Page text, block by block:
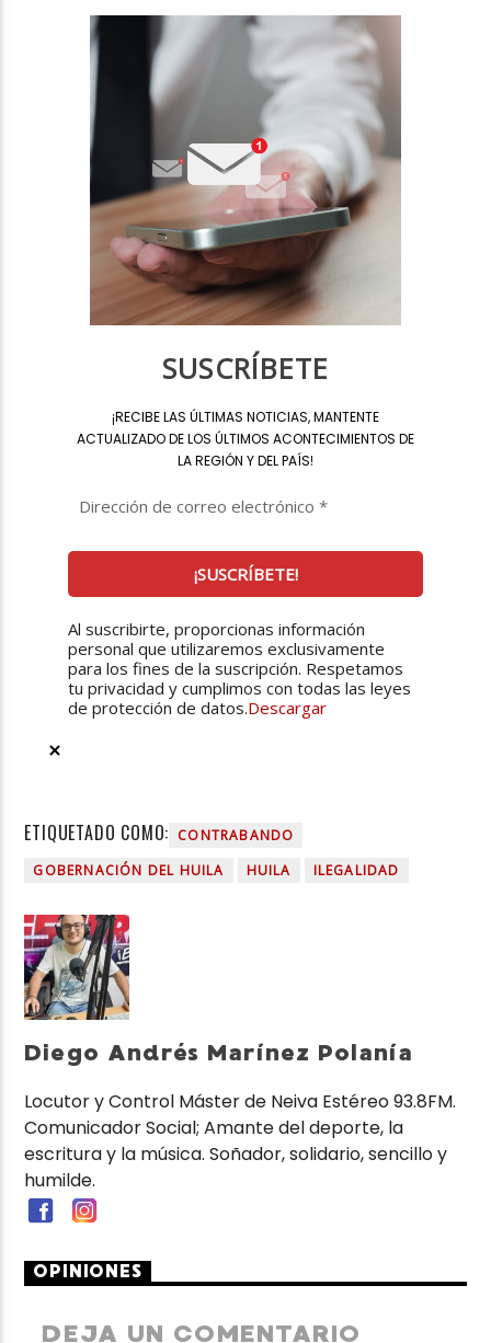
SUSCRÍBETE
¡RECIBE LAS ÚLTIMAS NOTICIAS, MANTENTE
ACTUALIZADO DE LOS ÚLTIMOS ACONTECIMIENTOS DE
LA REGIÓN Y DEL PAÍS!
Al suscribirte, proporcionas información
personal que utilizaremos exclusivamente
para los fines de la suscripción. Respetamos
tu privacidad y cumplimos con todas las leyes
de protección de datos.Descargar
ETIQUETADO COMO: CONTRABANDO
GOBERNACIÓN DEL HUILA
HUILA ILEGALIDAD
Diego Andrés Marínez Polanía
Locutor y Control Máster de Neiva Estéreo 93.8FM.
Comunicador Social; Amante del deporte, la
escritura y la música. Soñador, solidario, sencillo y
humilde.
OPINIONES
DEJA UN COMENTARIO